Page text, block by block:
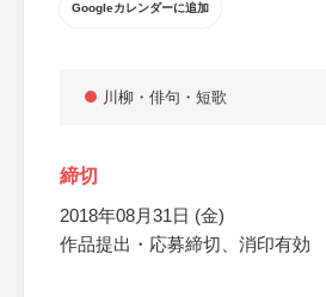
Googleカレンダーに追加
川柳・俳句・短歌
締切
2018年08月31日 (金)
作品提出・応募締切、消印有効